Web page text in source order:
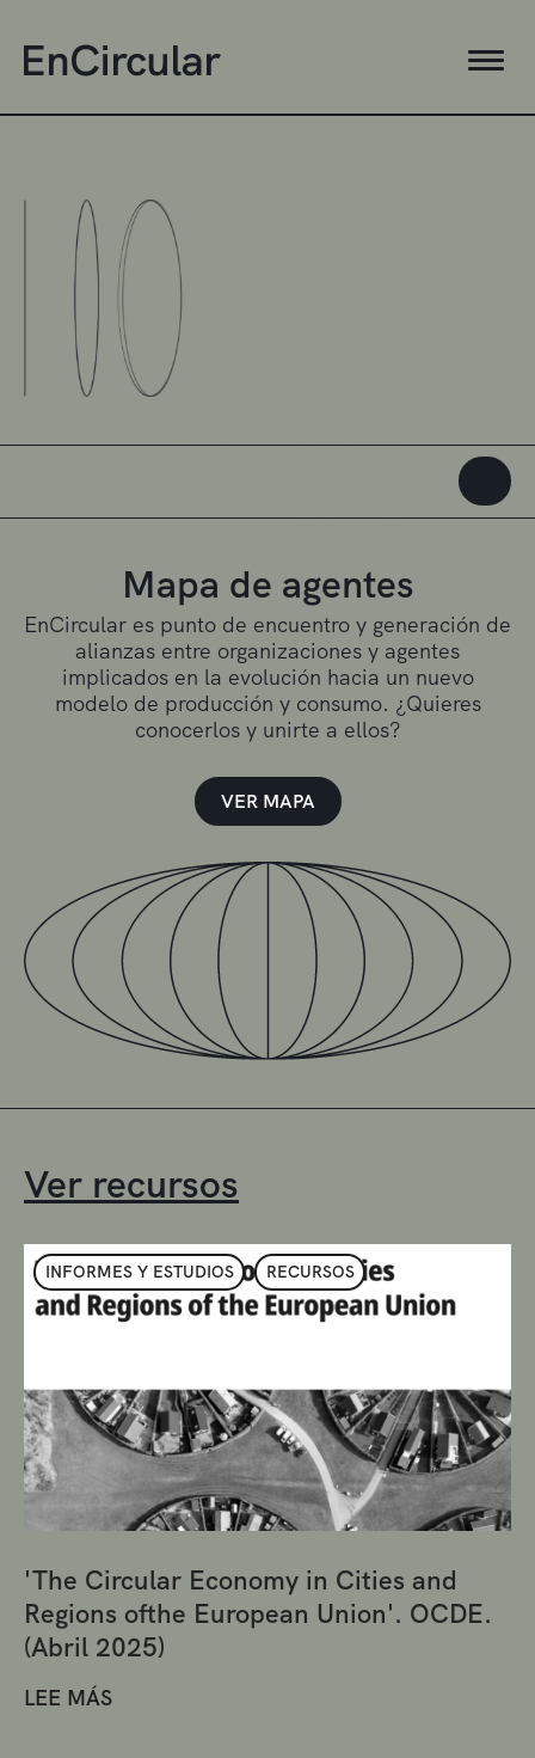
Mapa de agentes
EnCircular es punto de encuentro y generación de
alianzas entre organizaciones y agentes
implicados en la evolución hacia un nuevo
modelo de producción y consumo. ¿Quieres
conocerlos y unirte a ellos?
VER MAPA
Ver recursos
INFORMES Y ESTUDIOS RECURSOS
'The Circular Economy in Cities and
Regions ofthe European Union'. OCDE.
(Abril 2025)
LEE MÁS